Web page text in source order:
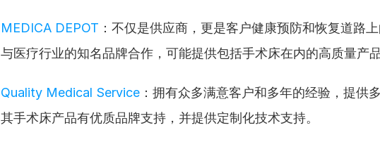
MEDICA DEPOT ：不仅是供应商，更是客户健康预防和恢复道路上
与医疗行业的知名品牌合作，可能提供包括手术床在内的高质量产品
Quality Medical Service ：拥有众多满意客户和多年的经验，提供
其手术床产品有优质品牌支持，并提供定制化技术支持。